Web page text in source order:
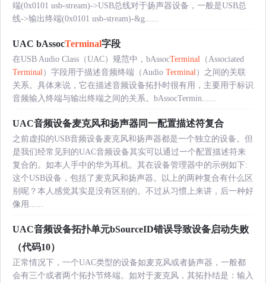
端(0x0101 usb-stream)->USB总线对于扬声器设备，一般是USB总
线->输出终端(0x0101 usb-stream)-&g......
UAC bAssocTerminal字段
在USB Audio Class（UAC）规范中，bAssocTerminal
（Associated
Terminal ）字段用于描述音频终端（Audio Terminal ）之间的关联
关系。具体来说，它在描述音频设备拓扑时很有用，主要用于标识
音频输入终端与输出终端之间的关系。bAssocTermin......
UAC音频设备麦克风和扬声器同一配置描述符复合
之前虚拟的USB音频设备麦克风和扬声器都是一个独立的设备。但
是我们经常见到的UAC音频设备其实可以通过一个配置描述符来
复合的。如本人手中的华为耳机。其在设备管理器中的示例如下:
这个USB设备，包括了麦克风和扬声器。以上的两种复合有什么区
别呢？本人感觉其实是没有区别的。不过从习惯上来讲，后一种好
像用......
UAC音频设备拓扑单元bSourceID错误导致设备启动失败
（代码10）
正常情况下，一个UAC类型的设备如麦克风或者扬声器，一般都
会有三个或者两个拓扑节终端。如对于麦克风，其拓扑结是：输入